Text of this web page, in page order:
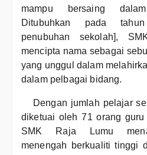
mampu bersaing
Ditubuhkan pada
penubuhan sekolah],
mencipta nama sebagai
yang unggul dalam
dalam pelbagai bidang.
Dengan jumlah pelajar
diketuai oleh 71 orang guru
SMK Raja Lumu
menengah berkualiti tinggi